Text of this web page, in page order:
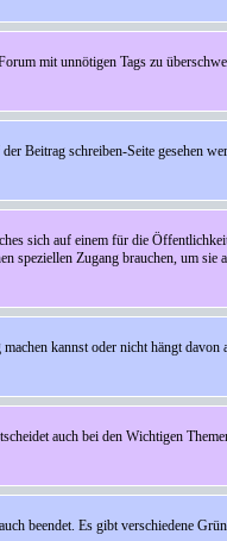
mit unnötigen Tags zu
Beitrag schreiben-Seite gesehen
sich auf einem für die
speziellen Zugang brauchen, um
kannst oder nicht hängt davon
auch bei den Wichtigen
beendet. Es gibt verschiedene